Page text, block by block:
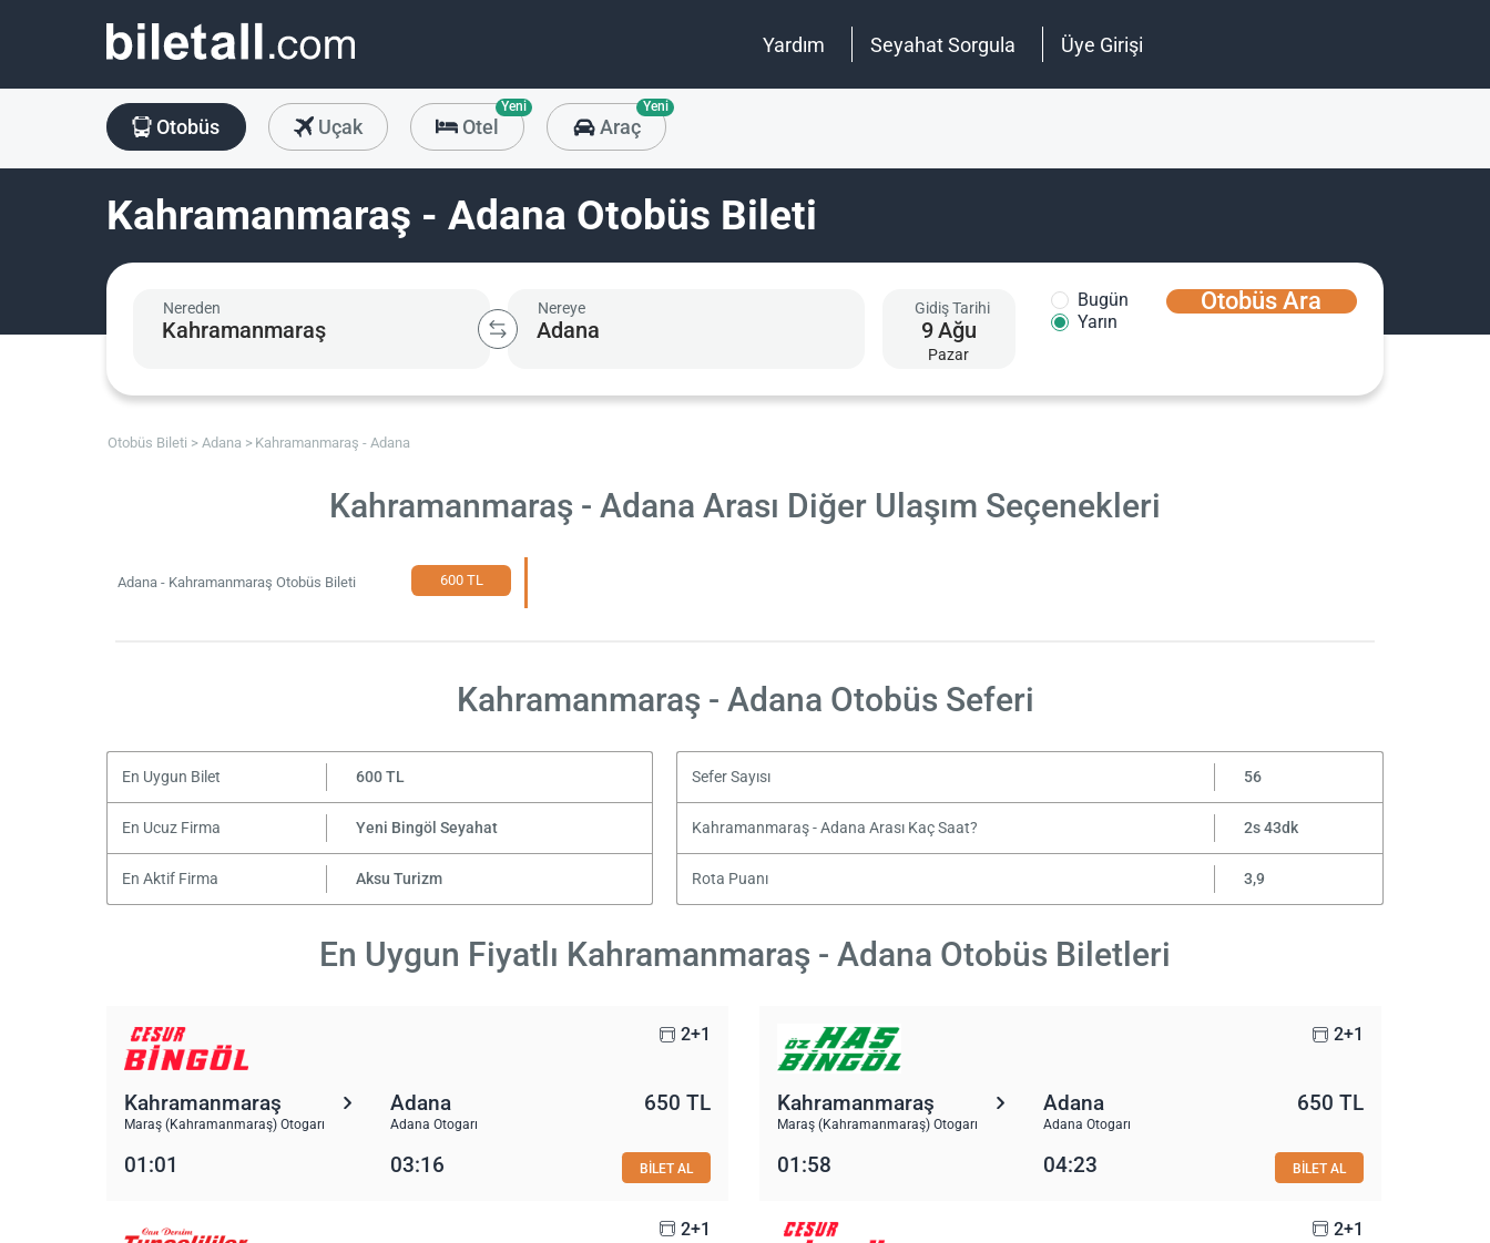
Yardım Seyahat Sorgula Üye Girişi
Otobüs Uçak Otel
Yeni
Araç
Yeni
Kahramanmaraş - Adana Otobüs Bileti
Nereden Nereye Gidiş Tarihi
9Ağu
Pazar
Bugün
Yarın
Otobüs Ara
Otobüs Bileti Adana Kahramanmaraş - Adana
Kahramanmaraş - Adana Arası Diğer Ulaşım Seçenekleri
Adana - Kahramanmaraş Otobüs Bileti 600 TL
Kahramanmaraş - Adana Otobüs Seferi
En Uygun Bilet 600 TL Sefer Sayısı 56
En Ucuz Firma Yeni Bingöl Seyahat Kahramanmaraş - Adana Arası Kaç Saat? 2s 43dk
En Aktif Firma Aksu Turizm Rota Puanı 3,9
En Uygun Fiyatlı Kahramanmaraş - Adana Otobüs Biletleri
2+1
Kahramanmaraş
Maraş (Kahramanmaraş) Otogarı
Adana
Adana Otogarı
650 TL
01:01 03:16 BİLET AL
2+1
Kahramanmaraş
Maraş (Kahramanmaraş) Otogarı
Adana
Adana Otogarı
650 TL
01:58 04:23 BİLET AL
2+1 2+1